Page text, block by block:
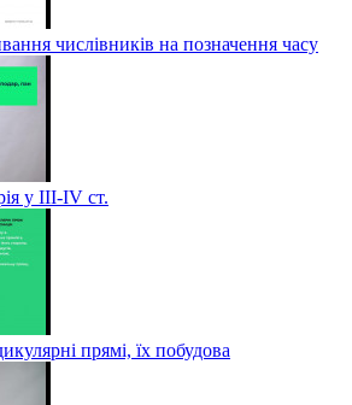
числівників на позначення часу
у III-ІV ст.
прямі, їх побудова